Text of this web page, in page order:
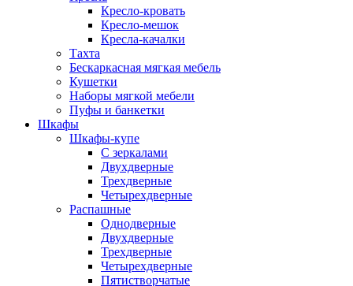
Кресло-кровать
Кресло-мешок
Кресла-качалки
Тахта
Бескаркасная мягкая мебель
Кушетки
Наборы мягкой мебели
Пуфы и банкетки
Шкафы
Шкафы-купе
С зеркалами
Двухдверные
Трехдверные
Четырехдверные
Распашные
Однодверные
Двухдверные
Трехдверные
Четырехдверные
Пятистворчатые